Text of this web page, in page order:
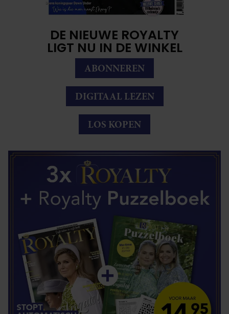
DE NIEUWE ROYALTY
LIGT NU IN DE WINKEL
ABONNEREN
DIGITAAL LEZEN
LOS KOPEN